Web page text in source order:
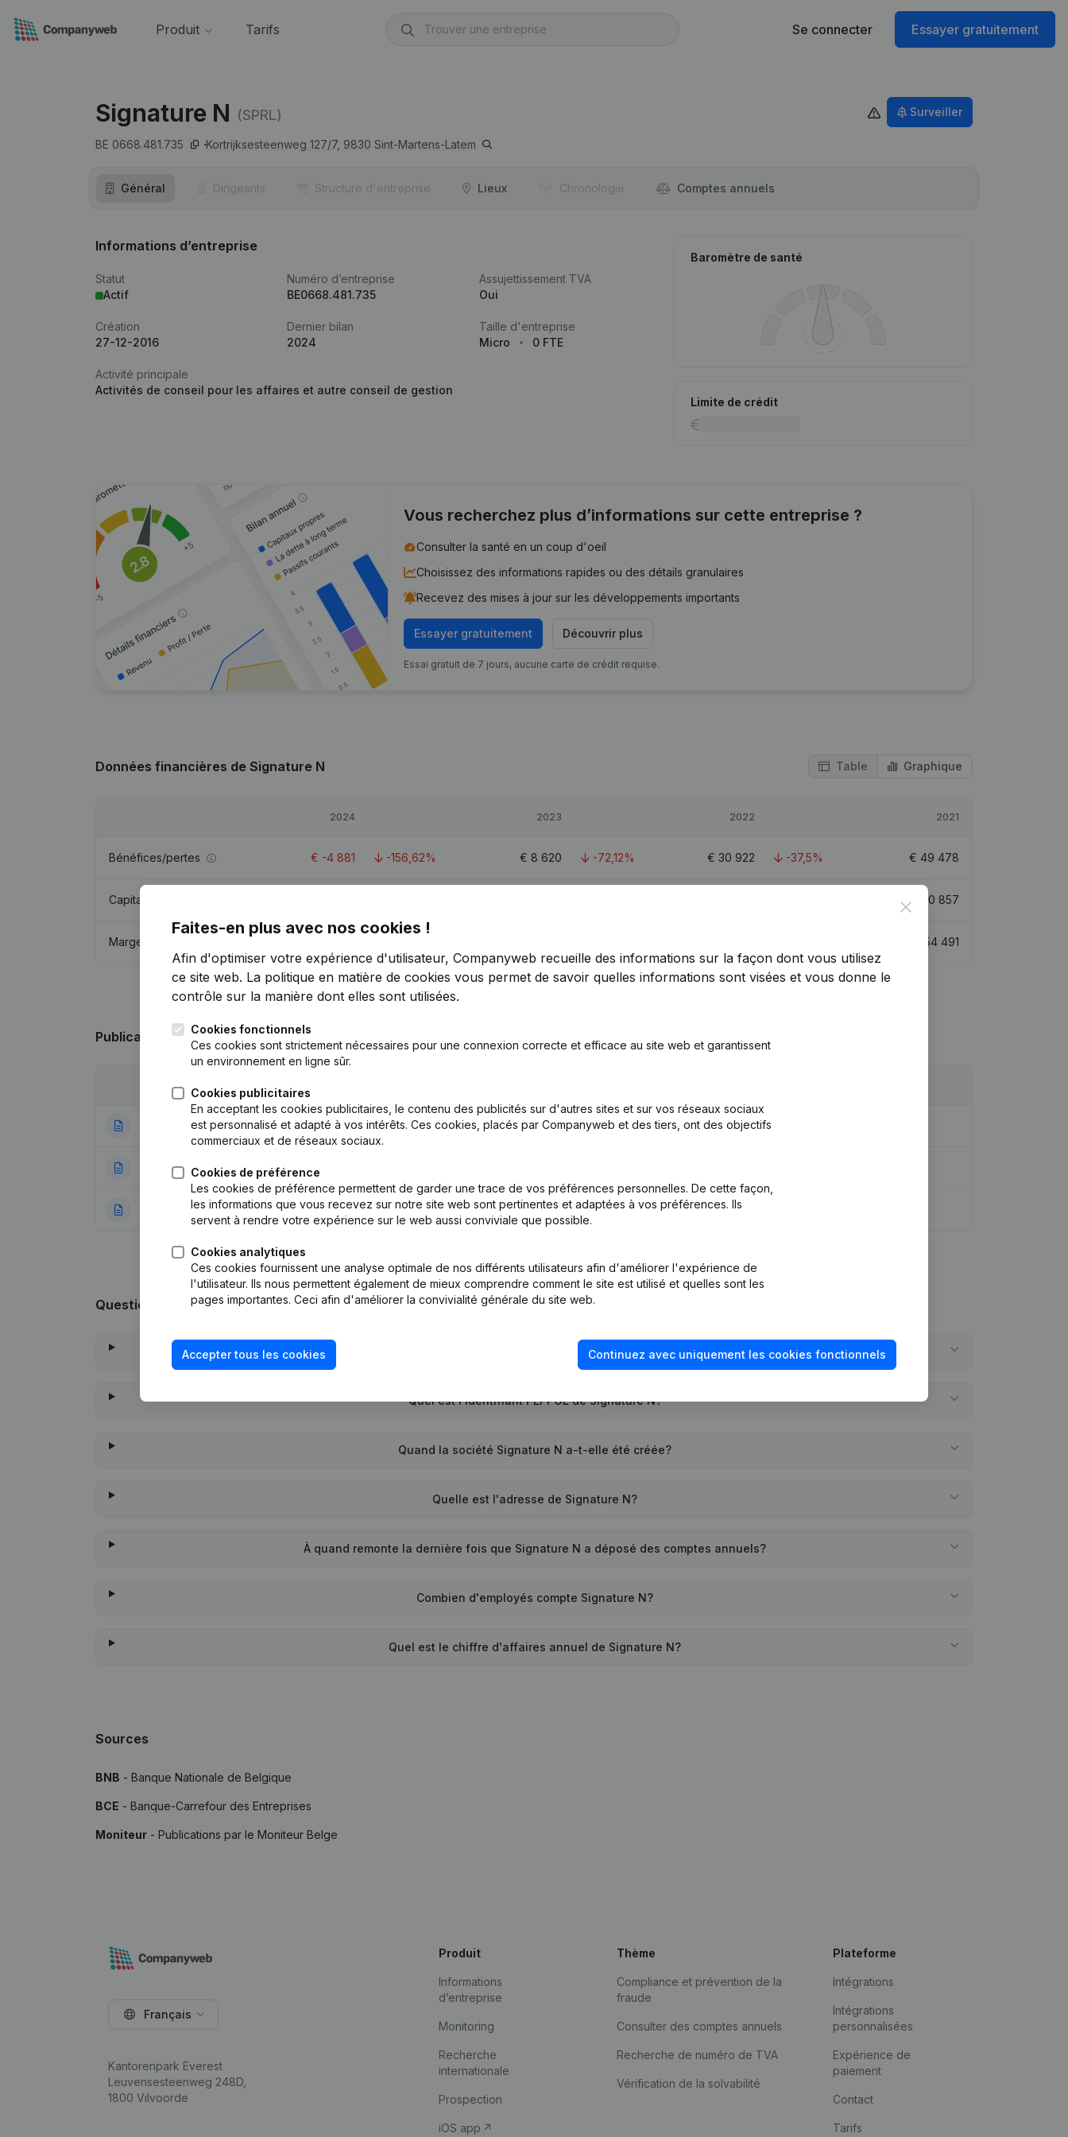
Produit Tarifs Se connecter Essayer gratuitement
Signature N (SPRL)
BE 0668.481.735 Kortrijksesteenweg 127/7, 9830 Sint-Martens-Latem
Surveiller
Général Dirigeants Structure d'entreprise Lieux Chronologie Comptes annuels
Informations d’entreprise
Statut
Actif
Numéro d’entreprise
BE0668.481.735
Assujettissement TVA
Oui
Création
27-12-2016
Dernier bilan
2024
Taille d'entreprise
Micro
0 FTE
Activité principale
Activités de conseil pour les affaires et autre conseil de gestion
Baromètre de santé
Limite de crédit
Vous recherchez plus d’informations sur cette entreprise ?
Consulter la santé en un coup d'oeil
Choisissez des informations rapides ou des détails granulaires
Recevez des mises à jour sur les développements importants
Essayer gratuitement Découvrir plus
Essai gratuit de 7 jours, aucune carte de crédit requise.
Données financières de Signature N Table Graphique
2024 2023 2022 2021
Bénéfices/pertes € -4 881 -156,62% € 8 620 -72,12% € 30 922 -37,5% € 49 478
Capitaux propres € 20 857
Marge brute 54 491
Publicationsde Signature N
Publication
03-12-2020 Siège Social (NL)
16-10-2019 Siège Social
29-12-2016 Rubrique Constitution (Nouvelle Personne Morale, Ouverture Succursale, etc...)(NL)
Questions fréquemment posées
Quel est le numéro de TVA de Signature N?
Quel est l'identifiant PEPPOL de Signature N?
Quand la société Signature N a-t-elle été créée?
Quelle est l'adresse de Signature N?
À quand remonte la dernière fois que Signature N a déposé des comptes annuels?
Combien d'employés compte Signature N?
Quel est le chiffre d'affaires annuel de Signature N?
Sources
BNB - Banque Nationale de Belgique
BCE - Banque-Carrefour des Entreprises
Moniteur - Publications par le Moniteur Belge
Close
Faites-en plus avec nos cookies !
Afin d'optimiser votre expérience d'utilisateur, Companyweb recueille des informations sur la façon dont vous utilisez
ce site web. La politique en matière de cookies vous permet de savoir quelles informations sont visées et vous donne le
contrôle sur la manière dont elles sont utilisées.
Cookies fonctionnels
Ces cookies sont strictement nécessaires pour une connexion correcte et efficace au site web et garantissent
un environnement en ligne sûr.
Cookies publicitaires
En acceptant les cookies publicitaires, le contenu des publicités sur d'autres sites et sur vos réseaux sociaux
est personnalisé et adapté à vos intérêts. Ces cookies, placés par Companyweb et des tiers, ont des objectifs
commerciaux et de réseaux sociaux.
Cookies de préférence
Les cookies de préférence permettent de garder une trace de vos préférences personnelles. De cette façon,
les informations que vous recevez sur notre site web sont pertinentes et adaptées à vos préférences. Ils
servent à rendre votre expérience sur le web aussi conviviale que possible.
Cookies analytiques
Ces cookies fournissent une analyse optimale de nos différents utilisateurs afin d'améliorer l'expérience de
l'utilisateur. Ils nous permettent également de mieux comprendre comment le site est utilisé et quelles sont les
pages importantes. Ceci afin d'améliorer la convivialité générale du site web.
Accepter tous les cookies Continuez avec uniquement les cookies fonctionnels
Français
Kantorenpark Everest
Leuvensesteenweg 248D,
1800 Vilvoorde
Produit
Informations
d’entreprise
Monitoring
Recherche
internationale
Prospection
iOS app
Thème
Compliance et prévention de la
fraude
Consulter des comptes annuels
Recherche de numéro de TVA
Vérification de la solvabilité
Plateforme
Intégrations
Intégrations
personnalisées
Expérience de
paiement
Contact
Tarifs